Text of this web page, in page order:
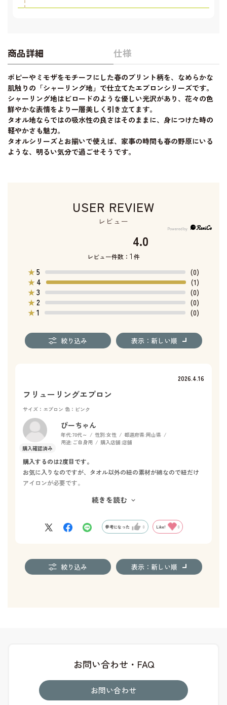
商品詳細 仕様
ポピーやミモザをモチーフにした春のプリント柄を、なめらかな
肌触りの「シャーリング地」で仕立てたエプロンシリーズです。
シャーリング地はビロードのような優しい光沢があり、花々の色
鮮やかな表情をより一層美しく引き立てます。
タオル地ならではの吸水性の良さはそのままに、身につけた時の
軽やかさも魅力。
タオルシリーズとお揃いで使えば、家事の時間も春の野原にいる
ような、明るい気分で過ごせそうです。
USER REVIEW
レビュー
4.0
レビュー件数： 1 件
★5
(0)
★ 4
(1)
★3
(0)
★2
(0)
★1 (0)
絞り込み 表示：新しい順
2026.4.16
フリューリングエプロン
サイズ：エプロン 色：ピンク
ぴーちゃん
年代:70代～ 性別:女性 都道府県:岡山県
用途: ご自身用 購入店舗:店舗
購入するのは2度目です。
お気に入りなのですが、タオル以外の紐の素材が綿なので紐だけ
アイロンが必要です。
続きを読む
参考になった 0 Like! 0
絞り込み 表示：新しい順
お問い合わせ・FAQ
お問い合わせ